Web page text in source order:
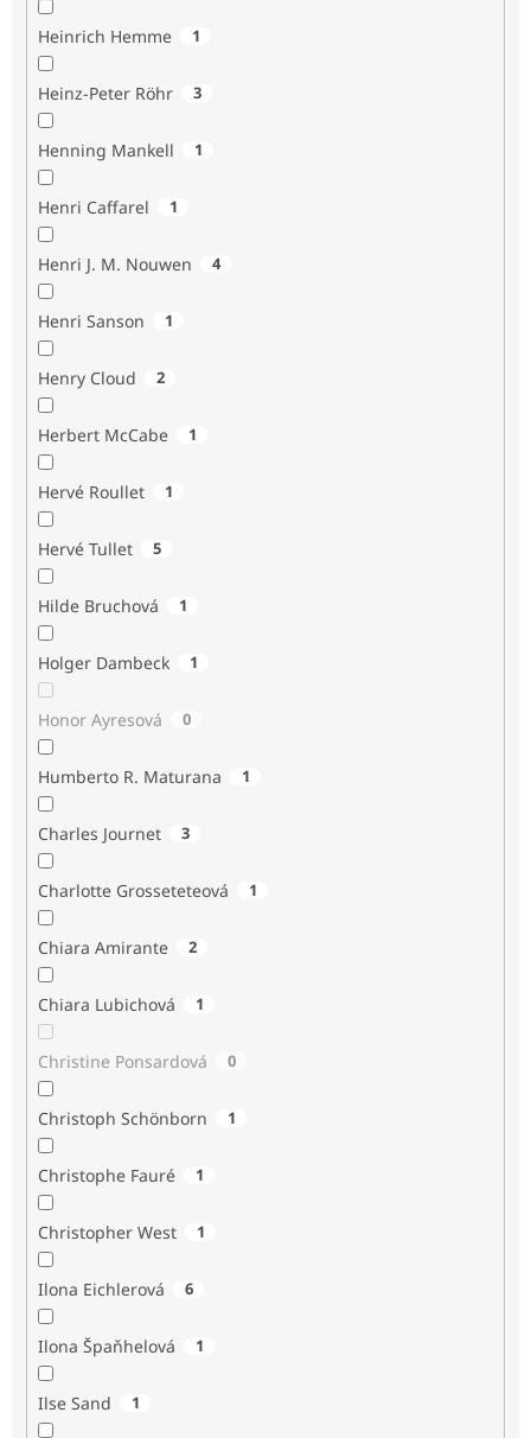
Heinrich Hemme 1
Heinz-Peter Röhr 3
Henning Mankell 1
Henri Caffarel 1
Henri J. M. Nouwen 4
Henri Sanson 1
Henry Cloud 2
Herbert McCabe 1
Hervé Roullet 1
Hervé Tullet 5
Hilde Bruchová 1
Holger Dambeck 1
Honor Ayresová 0
Humberto R. Maturana 1
Charles Journet 3
Charlotte Grosseteteová 1
Chiara Amirante 2
Chiara Lubichová 1
Christine Ponsardová 0
Christoph Schönborn 1
Christophe Fauré 1
Christopher West 1
Ilona Eichlerová 6
Ilona Špaňhelová 1
Ilse Sand 1